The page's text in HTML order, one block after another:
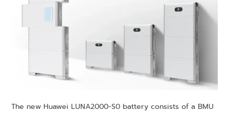
The new Huawei LUNA2000-S0 battery consists of a BMU